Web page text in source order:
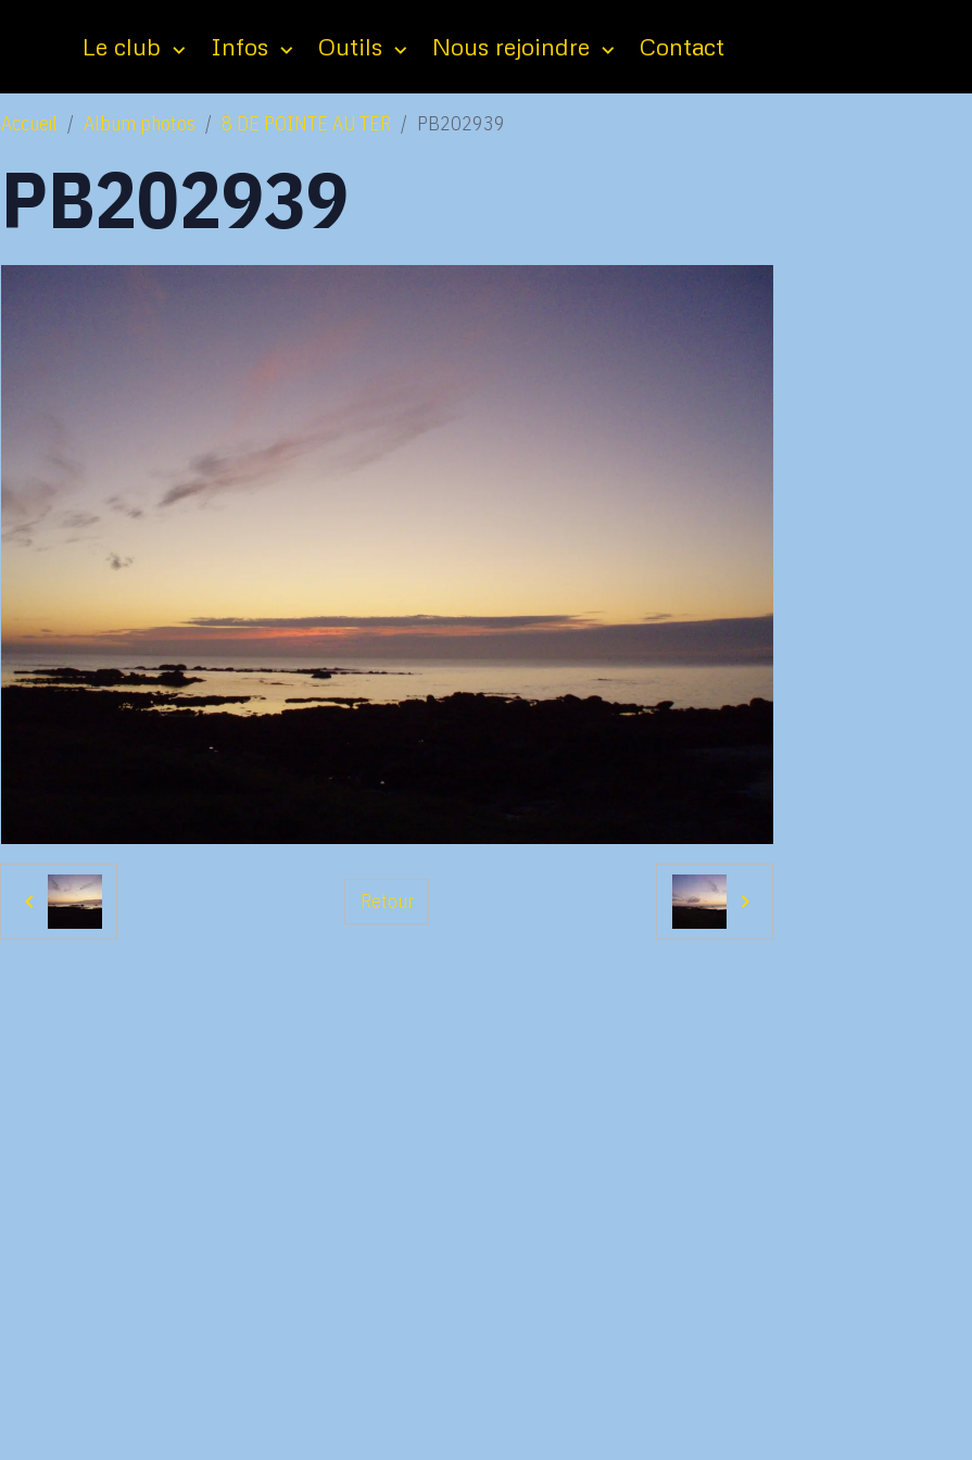
Le club Infos Outils Nous rejoindre Contact
Accueil Album photos 8 DE POINTE AU TER PB202939
PB202939
Retour